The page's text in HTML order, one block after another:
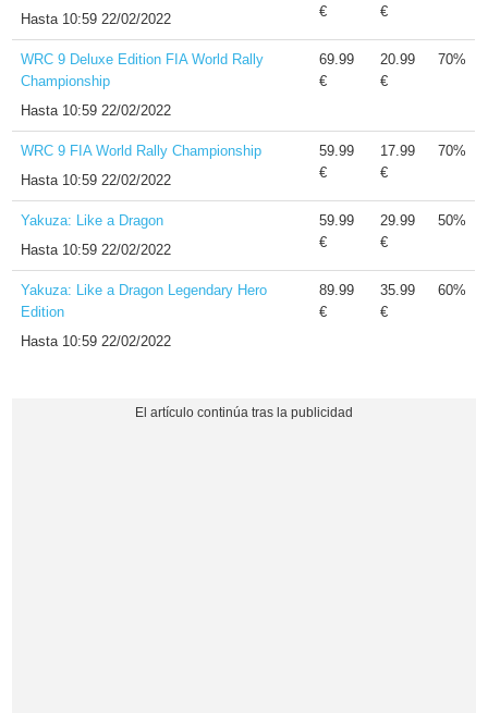
Hasta 10:59 22/02/2022
€
€
WRC 9 Deluxe Edition FIA World Rally
Championship
Hasta 10:59 22/02/2022
69.99
€
20.99
€
70%
WRC 9 FIA World Rally Championship
Hasta 10:59 22/02/2022
59.99
€
17.99
€
70%
Yakuza: Like a Dragon
Hasta 10:59 22/02/2022
59.99
€
29.99
€
50%
Yakuza: Like a Dragon Legendary Hero
Edition
Hasta 10:59 22/02/2022
89.99
€
35.99
€
60%